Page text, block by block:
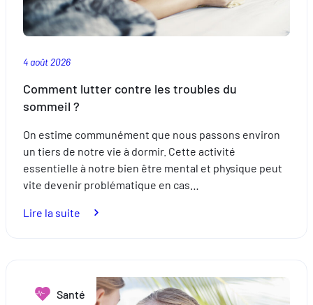
4 août 2026
Comment lutter contre les troubles du
sommeil ?
On estime communément que nous passons environ
un tiers de notre vie à dormir. Cette activité
essentielle à notre bien être mental et physique peut
vite devenir problématique en cas…
Lire la suite
troubles
Santé